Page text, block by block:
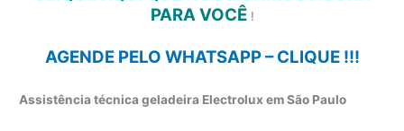
PARA VOCÊ!
AGENDE PELO WHATSAPP – CLIQUE !!!
Assistência técnica geladeira Electrolux em São Paulo